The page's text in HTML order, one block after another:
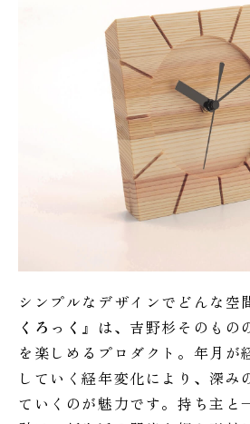
シンプルなデザインでどんな空
くろっく 』は、吉野杉そのもの
を楽しめるプロダクト。年月が
していく経年変化により、深み
ていくのが魅力です。持ち主と